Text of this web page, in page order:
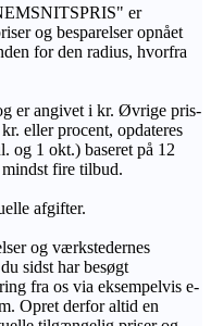
er
og besparelser opnået
for den radius, hvorfra
er angivet i kr. Øvrige pris-
eller procent, opdateres
og 1 okt.) baseret på 12
mindst fire tilbud.
afgifter.
og værkstedernes
sidst har besøgt
fra os via eksempelvis e-
Opret derfor altid en